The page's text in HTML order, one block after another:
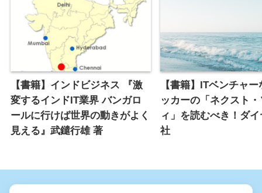
【書籍】インドビジネス 『激
変するインドIT業界 バンガロ
ールに行けば世界の動きがよく
見える』武鑓行雄 著
【書籍】ITベンチャ
ッカーの「ネクスト
ィ」を読むべき！ダ
社